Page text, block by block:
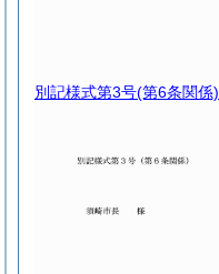
別記様式第3号(第6条関係)